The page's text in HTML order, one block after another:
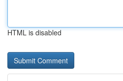
HTML is disabled